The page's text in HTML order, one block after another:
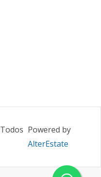
Todos Powered by
AlterEstate